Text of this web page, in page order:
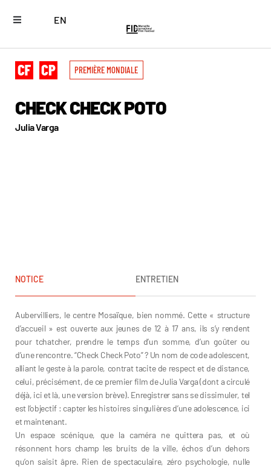
EN
PREMIÈRE MONDIALE
CHECK CHECK POTO
Julia Varga
NOTICE ENTRETIEN
Aubervilliers, le centre Mosaïque, bien nommé. Cette « structure
d’accueil » est ouverte aux jeunes de 12 à 17 ans, ils s’y rendent
pour tchatcher, prendre le temps d’un somme, d’un goûter ou
d’une rencontre. “Check Check Poto” ? Un nom de code adolescent,
alliant le geste à la parole, contrat tacite de respect et de distance,
celui, précisément, de ce premier film de Julia Varga (dont a circulé
déjà, ici et là, une version brève). Enregistrer sans se dissimuler, tel
est l’objectif : capter les histoires singulières d’une adolescence, ici
et maintenant.
Un espace scénique, que la caméra ne quittera pas, et où
résonnent hors champ les bruits de la ville, échos d’un dehors
qu’on saisit âpre. Rien de spectaculaire, zéro psychologie, nulle